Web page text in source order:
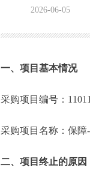
2026-06-05
一、项目基本情况
采购项目编号：
采购项目名称：
二、项目终止的原因